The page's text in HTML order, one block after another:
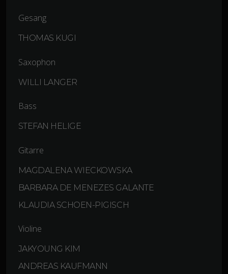
Gesang
THOMAS KUGI
Saxophon
WILLI LANGER
Bass
STEFAN HELIGE
Gitarre
MAGDALENA WIECKOWSKA
BARBARA DE MENEZES GALANTE
KLAUDIA SCHOEN-PIGISCH
Violine
JAKYOUNG KIM
ANDREAS KAUFMANN